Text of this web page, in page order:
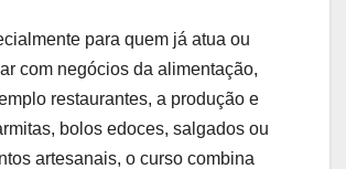
para quem já atua ou
com negócios da alimentação,
restaurantes, a produção e
bolos edoces, salgados ou
artesanais, o curso combina